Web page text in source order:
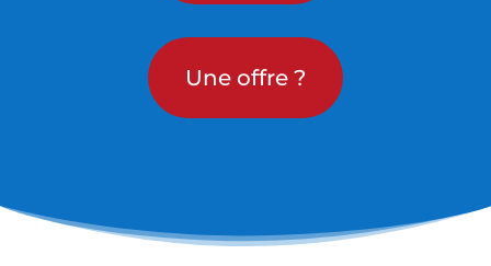
Une offre ?